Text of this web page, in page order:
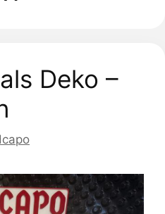
Deko –